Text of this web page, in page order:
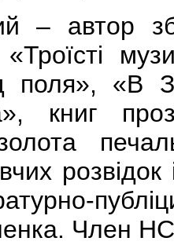
– автор
«Троїсті
поля», «В
книг
Член